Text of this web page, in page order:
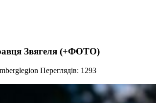
Звягеля (+ФОТО)
Переглядів: 1293